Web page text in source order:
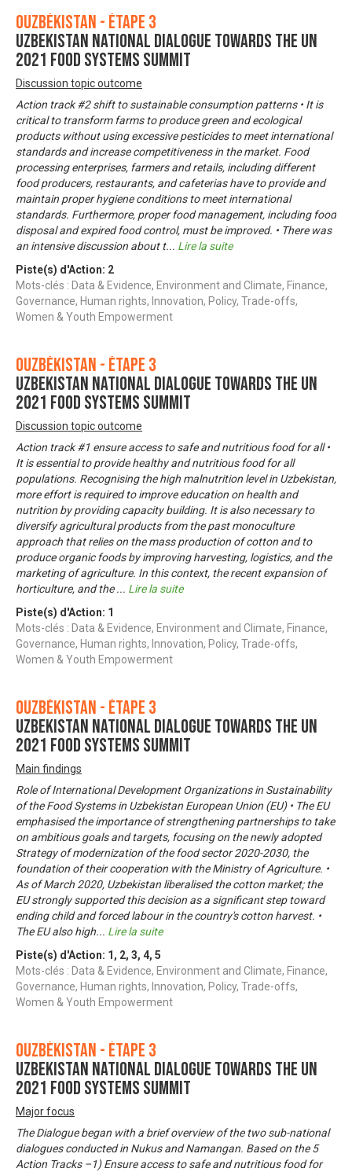
Ouzbékistan - Étape 3
UZBEKISTAN NATIONAL DIALOGUE TOWARDS THE UN
2021 FOOD SYSTEMS SUMMIT
Discussion topic outcome
Action track #2 shift to sustainable consumption patterns • It is
critical to transform farms to produce green and ecological
products without using excessive pesticides to meet international
standards and increase competitiveness in the market. Food
processing enterprises, farmers and retails, including different
food producers, restaurants, and cafeterias have to provide and
maintain proper hygiene conditions to meet international
standards. Furthermore, proper food management, including food
disposal and expired food control, must be improved. • There was
an intensive discussion about t... Lire la suite
Piste(s) d'Action: 2
Mots-clés : Data & Evidence, Environment and Climate, Finance,
Governance, Human rights, Innovation, Policy, Trade-offs,
Women & Youth Empowerment
Ouzbékistan - Étape 3
UZBEKISTAN NATIONAL DIALOGUE TOWARDS THE UN
2021 FOOD SYSTEMS SUMMIT
Discussion topic outcome
Action track #1 ensure access to safe and nutritious food for all •
It is essential to provide healthy and nutritious food for all
populations. Recognising the high malnutrition level in Uzbekistan,
more effort is required to improve education on health and
nutrition by providing capacity building. It is also necessary to
diversify agricultural products from the past monoculture
approach that relies on the mass production of cotton and to
produce organic foods by improving harvesting, logistics, and the
marketing of agriculture. In this context, the recent expansion of
horticulture, and the... Lire la suite
Piste(s) d'Action: 1
Mots-clés : Data & Evidence, Environment and Climate, Finance,
Governance, Human rights, Innovation, Policy, Trade-offs,
Women & Youth Empowerment
Ouzbékistan - Étape 3
UZBEKISTAN NATIONAL DIALOGUE TOWARDS THE UN
2021 FOOD SYSTEMS SUMMIT
Main findings
Role of International Development Organizations in Sustainability
of the Food Systems in Uzbekistan European Union (EU) • The EU
emphasised the importance of strengthening partnerships to take
on ambitious goals and targets, focusing on the newly adopted
Strategy of modernization of the food sector 2020-2030, the
foundation of their cooperation with the Ministry of Agriculture. •
As of March 2020, Uzbekistan liberalised the cotton market; the
EU strongly supported this decision as a significant step toward
ending child and forced labour in the country's cotton harvest. •
The EU also high... Lire la suite
Piste(s) d'Action: 1 , 2, 3, 4, 5
Mots-clés : Data & Evidence, Environment and Climate, Finance,
Governance, Human rights, Innovation, Policy, Trade-offs,
Women & Youth Empowerment
Ouzbékistan - Étape 3
UZBEKISTAN NATIONAL DIALOGUE TOWARDS THE UN
2021 FOOD SYSTEMS SUMMIT
Major focus
The Dialogue began with a brief overview of the two sub-national
dialogues conducted in Nukus and Namangan. Based on the 5
Action Tracks –1) Ensure access to safe and nutritious food for